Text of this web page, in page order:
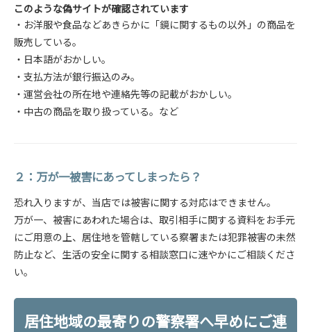
このような偽サイトが確認されています
・お洋服や食品などあきらかに「鏡に関するもの以外」の商品を
販売している。
・日本語がおかしい。
・支払方法が銀行振込のみ。
・運営会社の所在地や連絡先等の記載がおかしい。
・中古の商品を取り扱っている。など
２：万が一被害にあってしまったら？
恐れ入りますが、当店では被害に関する対応はできません。
万が一、被害にあわれた場合は、取引相手に関する資料をお手元
にご用意の上、居住地を管轄している察署または犯罪被害の未然
防止など、生活の安全に関する相談窓口に速やかにご相談くださ
い。
居住地域の最寄りの警察署へ早めにご連